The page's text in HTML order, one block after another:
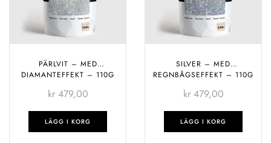
PÄRLVIT – MED
DIAMANTEFFEKT – 110G
kr479,00
LÄGG I KORG
SILVER – MED
REGNBÅGSEFFEKT – 110G
kr479,00
LÄGG I KORG